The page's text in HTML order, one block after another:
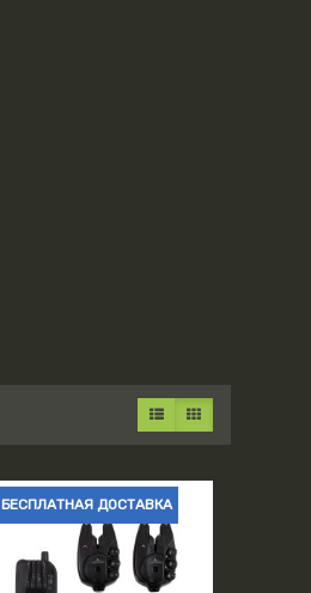
БЕСПЛАТНАЯ ДОСТАВКА